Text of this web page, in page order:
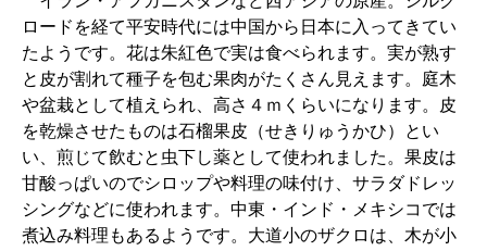
ロードを経て平安時代には中国から日本に入ってきてい
たようです。花は朱紅色で実は食べられます。実が熟す
と皮が割れて種子を包む果肉がたくさん見えます。庭木
や盆栽として植えられ、高さ４ｍくらいになります。皮
を乾燥させたものは石榴果皮（せきりゅうかひ）とい
い、煎じて飲むと虫下し薬として使われました。果皮は
甘酸っぱいのでシロップや料理の味付け、サラダドレッ
シングなどに使われます。中東・インド・メキシコでは
煮込み料理もあるようです。大道小のザクロは、木が小